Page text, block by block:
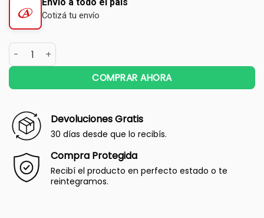
Envío a todo el país
Cotizá tu envío
COMPRAR AHORA
Devoluciones Gratis
30 días desde que lo recibís.
Compra Protegida
Recibí el producto en perfecto estado o te
reintegramos.